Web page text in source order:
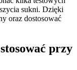
sukni. Dzięki
oraz dostosować
przy